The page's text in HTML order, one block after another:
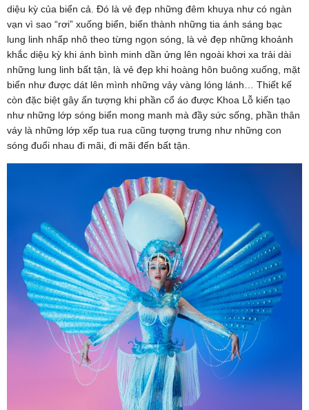
diệu kỳ của biển cả. Đó là vẻ đẹp những đêm khuya như có ngàn
vạn vì sao “rơi” xuống biển, biến thành những tia ánh sáng bạc
lung linh nhấp nhô theo từng ngọn sóng, là vẻ đẹp những khoảnh
khắc diệu kỳ khi ánh bình minh dần ửng lên ngoài khơi xa trải dài
những lung linh bất tận, là vẻ đẹp khi hoàng hôn buông xuống, mặt
biển như được dát lên mình những vảy vàng lóng lánh… Thiết kế
còn đặc biệt gây ấn tượng khi phần cổ áo được Khoa Lỗ kiến tạo
như những lớp sóng biển mong manh mà đầy sức sống, phần thân
váy là những lớp xếp tua rua cũng tượng trưng như những con
sóng đuổi nhau đi mãi, đi mãi đến bất tận.